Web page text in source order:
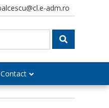
adm.ro
Contact